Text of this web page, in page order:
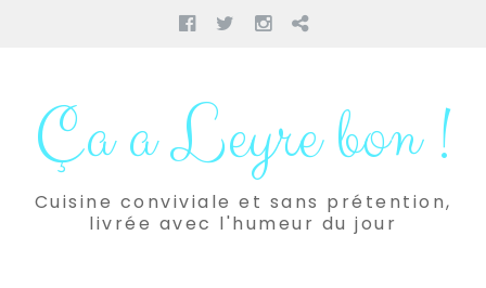
Facebook
TwitterInstagram
Pinterest
contenuÇa a Leyre bon !
Cuisine conviviale et sans prétention,
livrée avec l'humeur du jour